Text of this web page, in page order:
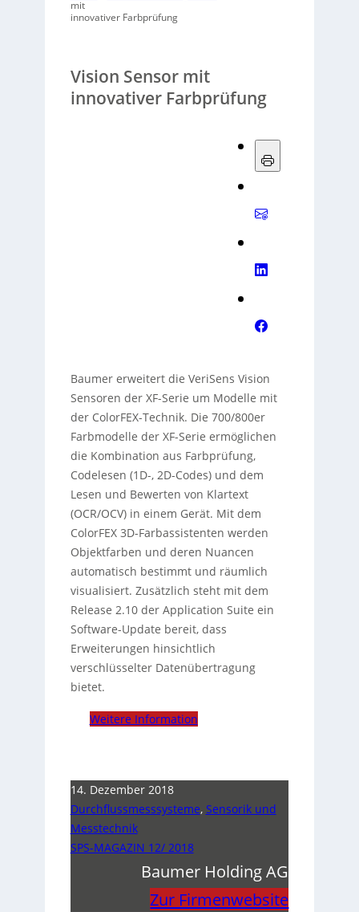
mit
innovativer Farbprüfung
Vision Sensor mit
innovativer Farbprüfung
Baumer erweitert die VeriSens Vision
Sensoren der XF-Serie um Modelle mit
der ColorFEX-Technik. Die 700/800er
Farbmodelle der XF-Serie ermöglichen
die Kombination aus Farbprüfung,
Codelesen (1D-, 2D-Codes) und dem
Lesen und Bewerten von Klartext
(OCR/OCV) in einem Gerät. Mit dem
ColorFEX 3D-Farbassistenten werden
Objektfarben und deren Nuancen
automatisch bestimmt und räumlich
visualisiert. Zusätzlich steht mit dem
Release 2.10 der Application Suite ein
Software-Update bereit, dass
Erweiterungen hinsichtlich
verschlüsselter Datenübertragung
bietet.
Weitere Information
14. Dezember 2018
Durchflussmesssysteme, Sensorik und
Messtechnik
SPS-MAGAZIN 12/ 2018
Baumer Holding AG
Zur Firmenwebsite